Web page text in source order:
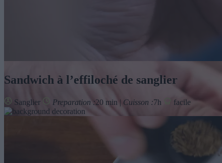
Sandwich à l’effiloché de sanglier
Sanglier Preparation :20 min | Cuisson :7h facile